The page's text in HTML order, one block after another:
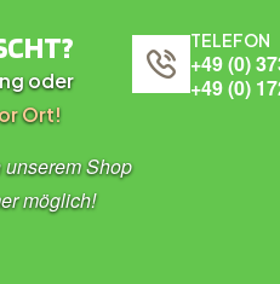
oder
Ort!
Shop
möglich!
TELEFON
+49 (0)
+49 (0)